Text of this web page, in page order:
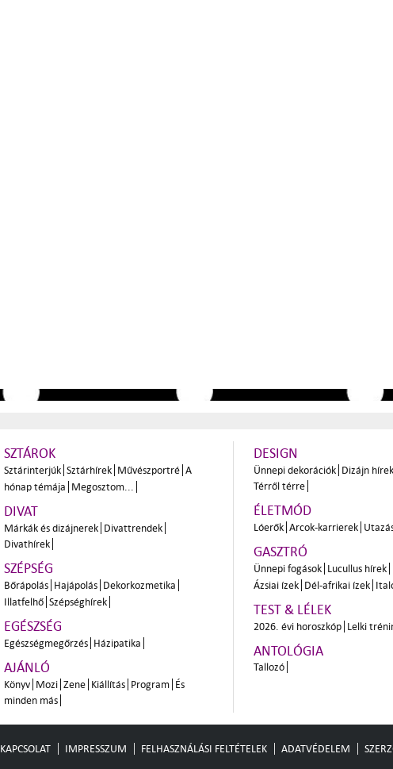
SZTÁROK
Sztárinterjúk Sztárhírek Művészportré A
hónap témája Megosztom...
DIVAT
Márkák és dizájnerek Divattrendek
Divathírek
SZÉPSÉG
Bőrápolás Hajápolás Dekorkozmetika
Illatfelhő Szépséghírek
EGÉSZSÉG
Egészségmegőrzés Házipatika
AJÁNLÓ
Könyv Mozi Zene Kiállítás Program És
minden más
DESIGN
Ünnepi dekorációk Dizájn
Térről térre
ÉLETMÓD
Lóerők Arcok-karrierek
GASZTRÓ
Ünnepi fogások Lucullus hírek
Ázsiai ízek Dél-afrikai ízek
TEST & LÉLEK
2026. évi horoszkóp Lelki
ANTOLÓGIA
Tallozó
KAPCSOLAT IMPRESSZUM FELHASZNÁLÁSI FELTÉTELEK ADATVÉDELEM